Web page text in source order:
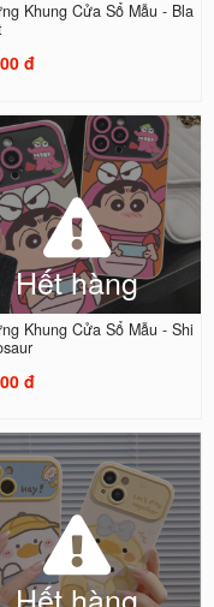
Khung Cửa Sổ Mẫu - Bla
đ
Hết hàng
Khung Cửa Sổ Mẫu - Shi
đ